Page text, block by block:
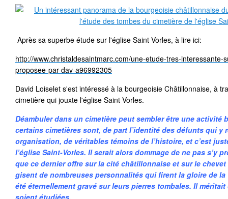
Après sa superbe étude sur l'église Saint Vorles, à lire ici:
http://www.christaldesaintmarc.com/une-etude-tres-interessante-
proposee-par-dav-a96992305
David Loiselet s'est intéressé à la bourgeoisie Châtillonnaise, à
cimetière qui jouxte l'église Saint Vorles.
Déambuler dans un cimetière peut sembler être une activité
certains cimetières sont, de part l’identité des défunts qui y
organisation, de véritables témoins de l’histoire, et c’est
l’église Saint-Vorles. Il serait alors dommage de ne pas s’y
que ce dernier offre sur la cité châtillonnaise et sur le
gisent de nombreuses personnalités qui firent la gloire de
été éternellement gravé sur leurs pierres tombales. Il
soient étudiées.